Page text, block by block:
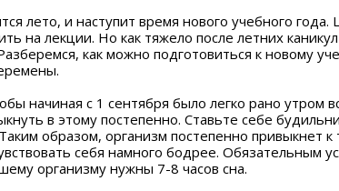
лето, и наступит время нового учебного
на лекции. Но как тяжело после летних
как можно подготовиться к новому
начиная с 1 сентября было легко рано утром
в этому постепенно. Ставьте себе
образом, организм постепенно привыкнет
себя намного бодрее. Обязательным
организму нужны 7-8 часов сна.